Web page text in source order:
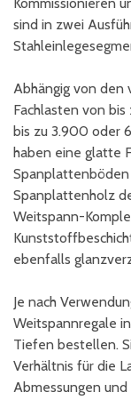
sind in zwei
Abhängig von den
Fachlasten von
bis zu 3.900 oder
haben eine glatte
Spanplattenholz
Weitspann-
ebenfalls
Je nach
Weitspannregale
Tiefen bestellen.
Verhältnis für die
Abmessungen